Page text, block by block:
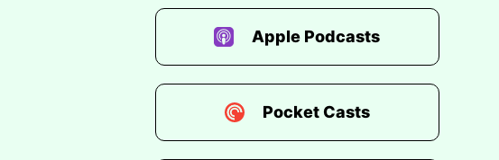
Apple Podcasts
Pocket Casts